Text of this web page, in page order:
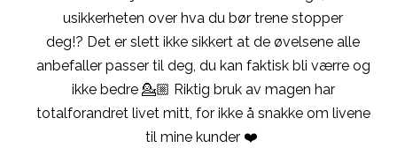
usikkerheten over hva du bør trene stopper
deg!? Det er slett ikke sikkert at de øvelsene alle
anbefaller passer til deg, du kan faktisk bli værre og
ikke bedre 💁🏼 Riktig bruk av magen har
totalforandret livet mitt, for ikke å snakke om livene
til mine kunder ❤️